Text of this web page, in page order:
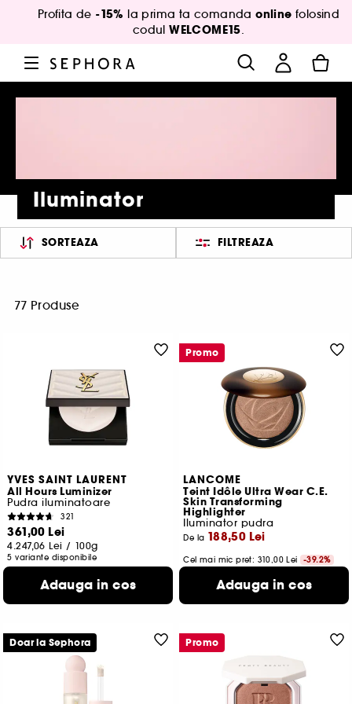
Profita de -15% la prima ta comandaonline folosind
codulWELCOME15.
Iluminator
SORTEAZA FILTREAZA
77 Produse
YVES SAINT LAURENT
All Hours Luminizer
Pudra iluminatoare
321
361,00 Lei
4.247,06 Lei / 100g
5 variante disponibile
Adauga in cos
LANCOME
Teint Idôle Ultra Wear C.E.
Skin Transforming
Highlighter
Iluminator pudra
De la 188,50 Lei
Cel mai mic pret: 310,00 Lei -39.2%
3 variante disponibile
Adauga in cos
Promo
Doar la Sephora Promo